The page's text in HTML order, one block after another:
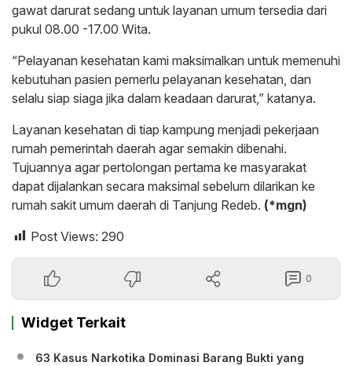
gawat darurat sedang untuk layanan umum tersedia dari
pukul 08.00 -17.00 Wita.
“Pelayanan kesehatan kami maksimalkan untuk memenuhi
kebutuhan pasien pemerlu pelayanan kesehatan, dan
selalu siap siaga jika dalam keadaan darurat,” katanya.
Layanan kesehatan di tiap kampung menjadi pekerjaan
rumah pemerintah daerah agar semakin dibenahi.
Tujuannya agar pertolongan pertama ke masyarakat
dapat dijalankan secara maksimal sebelum dilarikan ke
rumah sakit umum daerah di Tanjung Redeb. (*mgn)
Post Views: 290
0
Widget Terkait
63 Kasus Narkotika Dominasi Barang Bukti yang